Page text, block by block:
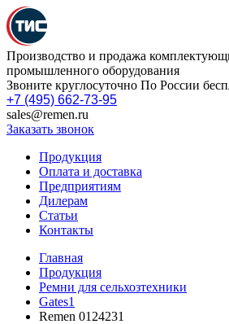
Производство и продажа
промышленного оборудования
Звоните круглосуточно По России
+7 (495) 662-73-95
sales@remen.ru
Заказать звонок
Продукция
Оплата и доставка
Предприятиям
Дилерам
Статьи
Контакты
Главная
Продукция
Ремни для сельхозтехники
Gates1
Remen 0124231